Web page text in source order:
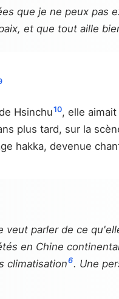
que je ne peux pas
et que tout aille
Hsinchu10, elle
plus tard, sur la
hakka, devenue
veut parler de ce
en Chine
climatisation6. Une